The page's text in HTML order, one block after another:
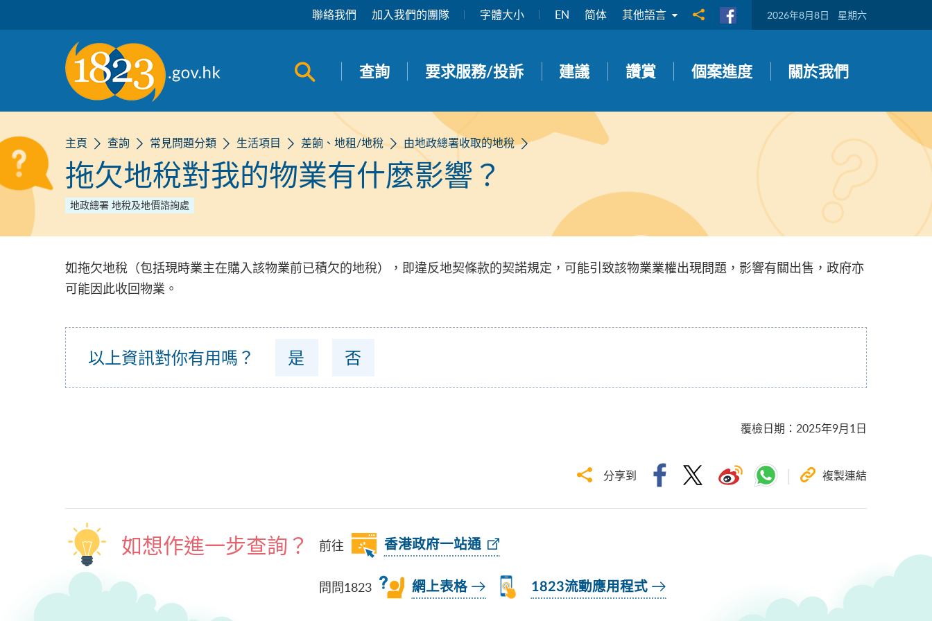
聯絡我們 加入我們的團隊 字體大小 EN 简体 其他語言 分享到 2026年8月8日 星期六
開啟搜尋面板
查詢 要求服務/投訴 建議 讚賞 個案進度 關於我們
主頁 查詢 常見問題分類 生活項目 差餉、地租/地稅 由地政總署收取的地稅
拖欠地稅對我的物業有什麼影響？
地政總署 地稅及地價諮詢處
如拖欠地稅（包括現時業主在購入該物業前已積欠的地稅），即違反地契條款的契諾規定，可能引致該物業業權出現問題，影響有關出售，政府亦
可能因此收回物業。
以上資訊對你有用嗎？ 是 否
覆檢日期 ： 2025年9月1日
分享到 複製連結
如想作進一步查詢？ 前往 香港政府一站通
問問1823 網上表格 1823流動應用程式